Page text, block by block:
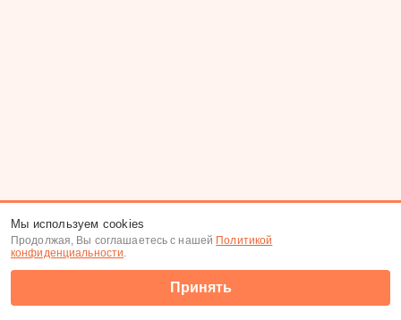
Мы используем cookies
Продолжая, Вы соглашаетесь с нашей Политикой
конфиденциальности.
Принять